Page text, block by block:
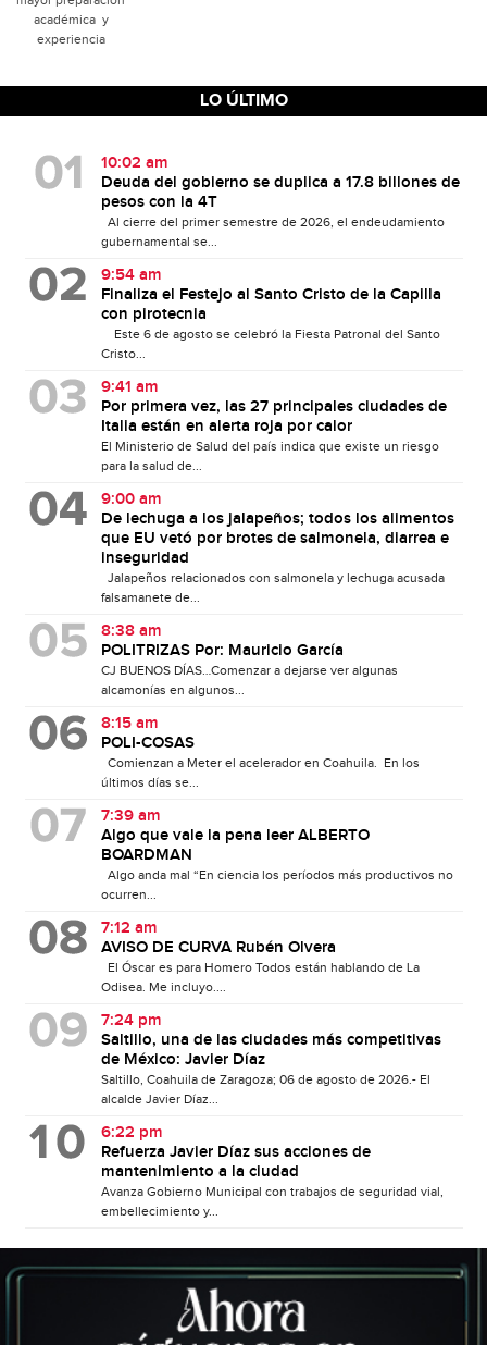
académica y
experiencia
LO ÚLTIMO
10:02 am
Deuda del gobierno se duplica a 17.8 billones de
pesos con la 4T
Al cierre del primer semestre de 2026, el endeudamiento
gubernamental se...
9:54 am
Finaliza el Festejo al Santo Cristo de la Capilla
con pirotecnia
Este 6 de agosto se celebró la Fiesta Patronal del Santo
Cristo...
9:41 am
Por primera vez, las 27 principales ciudades de
Italia están en alerta roja por calor
El Ministerio de Salud del país indica que existe un riesgo
para la salud de...
9:00 am
De lechuga a los jalapeños; todos los alimentos
que EU vetó por brotes de salmonela, diarrea e
inseguridad
Jalapeños relacionados con salmonela y lechuga acusada
falsamanete de...
8:38 am
POLITRIZAS Por: Mauricio García
CJ BUENOS DÍAS…Comenzar a dejarse ver algunas
alcamonías en algunos...
8:15 am
POLI-COSAS
Comienzan a Meter el acelerador en Coahuila. En los
últimos días se...
7:39 am
Algo que vale la pena leer ALBERTO
BOARDMAN
Algo anda mal “En ciencia los períodos más productivos no
ocurren...
7:12 am
AVISO DE CURVA Rubén Olvera
El Óscar es para Homero Todos están hablando de La
Odisea. Me incluyo....
7:24 pm
Saltillo, una de las ciudades más competitivas
de México: Javier Díaz
Saltillo, Coahuila de Zaragoza; 06 de agosto de 2026.- El
alcalde Javier Díaz...
6:22 pm
Refuerza Javier Díaz sus acciones de
mantenimiento a la ciudad
Avanza Gobierno Municipal con trabajos de seguridad vial,
embellecimiento y...